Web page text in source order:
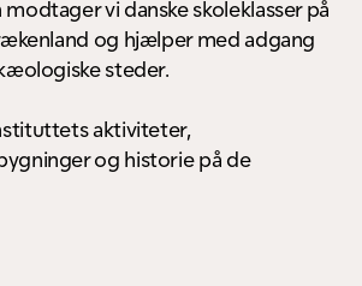
modtager vi danske skoleklasser på
og hjælper med adgang
steder.
aktiviteter,
og historie på de